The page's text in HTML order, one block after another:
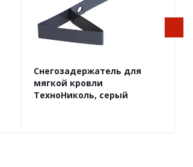
Снегозадержатель для
мягкой кровли
ТехноНиколь, серый